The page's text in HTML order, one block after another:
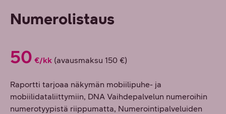
Numerolistaus
50 €/kk (avausmaksu 150 €)
Raportti tarjoaa näkymän mobiilipuhe- ja
mobiilidataliittymiin, DNA Vaihdepalvelun numeroihin
numerotyypistä riippumatta, Numerointipalveluiden